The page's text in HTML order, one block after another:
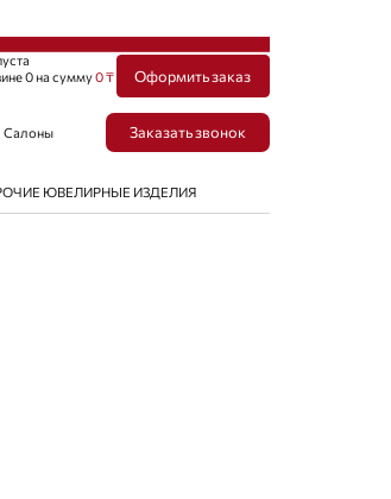
0на сумму0 ₸ Оформить заказ
Салоны Заказать звонок
ЮВЕЛИРНЫЕ ИЗДЕЛИЯ